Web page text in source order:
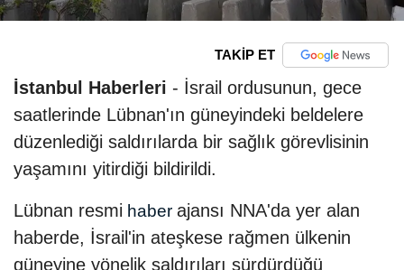
TAKİP ET
İstanbul Haberleri - İsrail ordusunun, gece
saatlerinde Lübnan'ın güneyindeki beldelere
düzenlediği saldırılarda bir sağlık görevlisinin
yaşamını yitirdiği bildirildi.
Lübnan resmi haber ajansı NNA'da yer alan
haberde, İsrail'in ateşkese rağmen ülkenin
güneyine yönelik saldırıları sürdürdüğü